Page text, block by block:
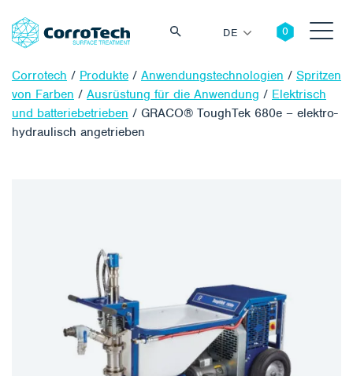
DE
Corrotech / Produkte / Anwendungstechnologien / Spritzen
von Farben / Ausrüstung für die Anwendung / Elektrisch
und batteriebetrieben / GRACO® ToughTek 680e – elektro-
hydraulisch angetrieben